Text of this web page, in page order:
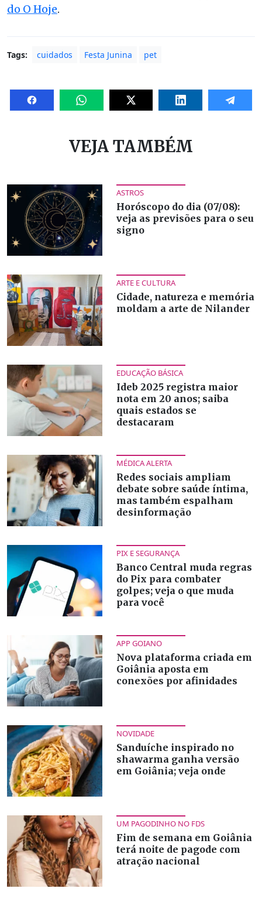
do O Hoje.
Tags: cuidados Festa Junina pet
VEJA TAMBÉM
ASTROS
Horóscopo do dia (07/08):
veja as previsões para o seu
signo
ARTE E CULTURA
Cidade, natureza e memória
moldam a arte de Nilander
EDUCAÇÃO BÁSICA
Ideb 2025 registra maior
nota em 20 anos; saiba
quais estados se
destacaram
MÉDICA ALERTA
Redes sociais ampliam
debate sobre saúde íntima,
mas também espalham
desinformação
PIX E SEGURANÇA
Banco Central muda regras
do Pix para combater
golpes; veja o que muda
para você
APP GOIANO
Nova plataforma criada em
Goiânia aposta em
conexões por afinidades
NOVIDADE
Sanduíche inspirado no
shawarma ganha versão
em Goiânia; veja onde
UM PAGODINHO NO FDS
Fim de semana em Goiânia
terá noite de pagode com
atração nacional